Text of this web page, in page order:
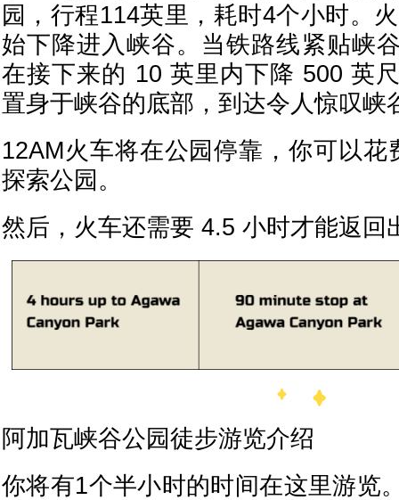
园，行程114英里，耗时4个小时。
始下降进入峡谷。当铁路线紧贴峡
在接下来的 10 英里内下降 500 英
置身于峡谷的底部，到达令人惊叹峡
12AM火车将在公园停靠，你可以花
探索公园。
然后，火车还需要 4.5 小时才能返回
阿加瓦峡谷公园徒步游览介绍
你将有1个半小时的时间在这里游览